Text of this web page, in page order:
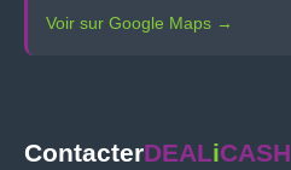
Voir sur Google Maps →
ContacterDEALiCASH